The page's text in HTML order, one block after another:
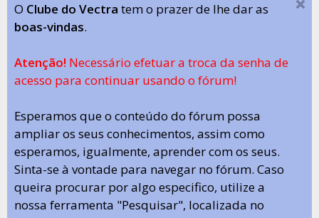
O Clube do Vectra tem o prazer de lhe dar as
boas-vindas.
Atenção! Necessário efetuar a troca da senha de
acesso para continuar usando o fórum!
Esperamos que o conteúdo do fórum possa
ampliar os seus conhecimentos, assim como
esperamos, igualmente, aprender com os seus.
Sinta-se à vontade para navegar no fórum. Caso
queira procurar por algo especifico, utilize a
nossa ferramenta "Pesquisar", localizada no